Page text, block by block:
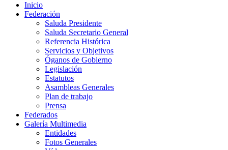
Inicio
Federación
Saluda Presidente
Saluda Secretario General
Referencia Histórica
Servicios y Objetivos
Óganos de Gobierno
Legislación
Estatutos
Asambleas Generales
Plan de trabajo
Prensa
Federados
Galería Multimedia
Entidades
Fotos Generales